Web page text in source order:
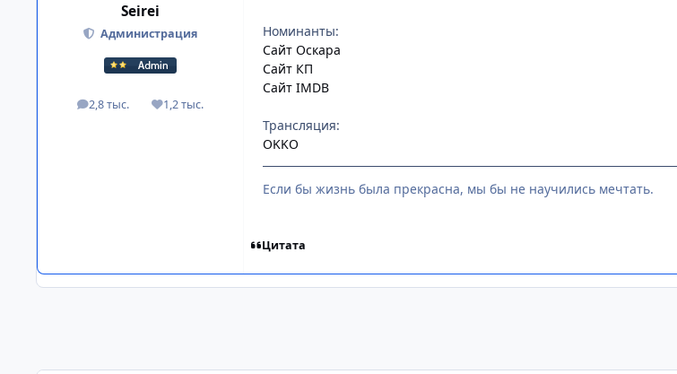
Seirei
Администрация
2,8 тыс.
посты 1,2 тыс.
Репутация
Номинанты:
Сайт Оскара
Сайт КП
Сайт IMDB
Трансляция:
OKKO
Если бы жизнь была прекрасна, мы бы не научились мечтать.
Цитата